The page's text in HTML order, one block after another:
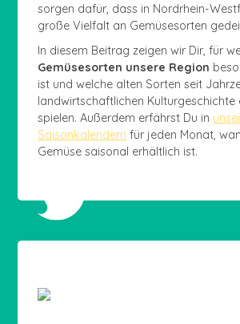
sorgen dafür, dass in Nordrhein-
große Vielfalt an Gemüsesorten
In diesem Beitrag zeigen wir Dir, für
Gemüsesorten unsere Region
ist und welche alten Sorten seit
landwirtschaftlichen Kulturgeschichte
spielen. Außerdem erfährst Du in
Saisonkalendern für jeden Monat,
Gemüse saisonal erhältlich ist.